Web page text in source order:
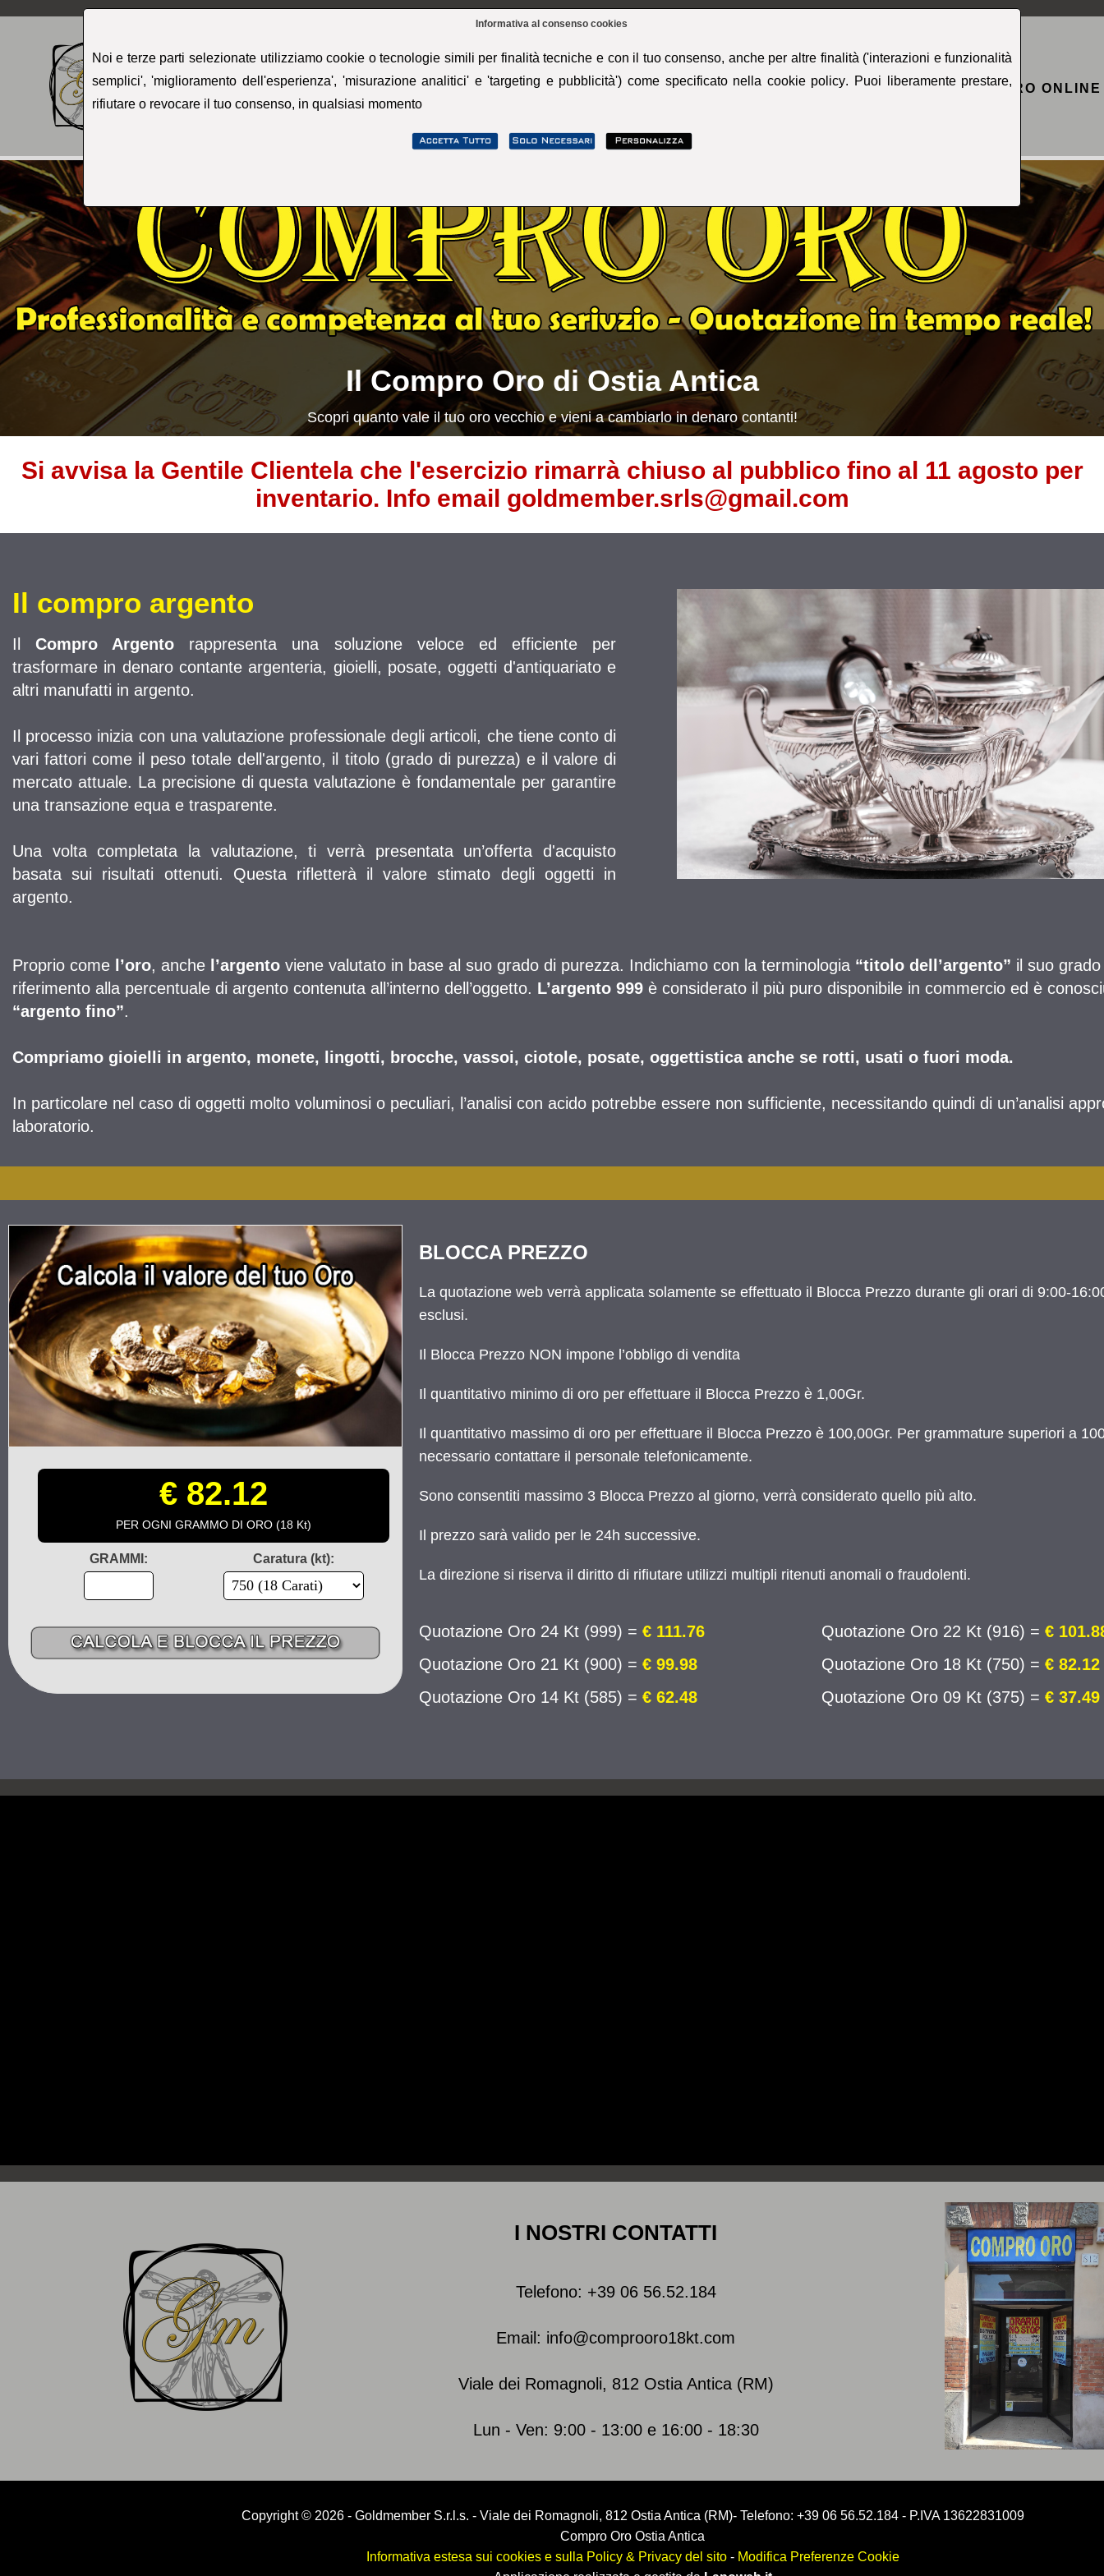
Informativa al consenso cookies
Noi e terze parti selezionate utilizziamo cookie o tecnologie simili per finalità tecniche e con il tuo consenso, anche per altre finalità ('interazioni e funzionalità
semplici', 'miglioramento dell'esperienza', 'misurazione analitici' e 'targeting e pubblicità') come specificato nella cookie policy. Puoi liberamente prestare,
rifiutare o revocare il tuo consenso, in qualsiasi momento
HOME PAGE COSA COMPRIAMO COMPRO ORO COMPRO ARGENTO VALUTAZIONE ORO ONLINE
Il Compro Oro di Ostia Antica
Scopri quanto vale il tuo oro vecchio e vieni a cambiarlo in denaro contanti!
Si avvisa la Gentile Clientela che l'esercizio rimarrà chiuso al pubblico fino al 11 agosto per
inventario. Info email goldmember.srls@gmail.com
Il compro argento
IlCompro Argento rappresenta una soluzione veloce ed efficiente per
trasformare in denaro contante argenteria, gioielli, posate, oggetti d'antiquariato e
altri manufatti in argento.
Il processo inizia con una valutazione professionale degli articoli, che tiene conto di
vari fattori come il peso totale dell'argento, il titolo (grado di purezza) e il valore di
mercato attuale. La precisione di questa valutazione è fondamentale per garantire
una transazione equa e trasparente.
Una volta completata la valutazione, ti verrà presentata un’offerta d'acquisto
basata sui risultati ottenuti. Questa rifletterà il valore stimato degli oggetti in
argento.
Proprio come l’oro, anche l’argento viene valutato in base al suo grado di purezza. Indichiamo con la terminologia “titolo dell’argento” il suo
riferimento alla percentuale di argento contenuta all’interno dell’oggetto. L’argento 999 è considerato il più puro disponibile in commercio ed è
“argento fino”.
Compriamo gioielli in argento, monete, lingotti, brocche, vassoi, ciotole, posate, oggettistica anche se rotti, usati o fuori moda.
In particolare nel caso di oggetti molto voluminosi o peculiari, l’analisi con acido potrebbe essere non sufficiente, necessitando quindi di un’analisi
laboratorio.
€ 82.12
PER OGNI GRAMMO DI ORO (18 Kt)
GRAMMI: Caratura (kt):
BLOCCA PREZZO
La quotazione web verrà applicata solamente se effettuato il Blocca Prezzo durante gli orari di 9:00-
esclusi.
Il Blocca Prezzo NON impone l’obbligo di vendita
Il quantitativo minimo di oro per effettuare il Blocca Prezzo è 1,00Gr.
Il quantitativo massimo di oro per effettuare il Blocca Prezzo è 100,00Gr. Per grammature superiori a
necessario contattare il personale telefonicamente.
Sono consentiti massimo 3 Blocca Prezzo al giorno, verrà considerato quello più alto.
Il prezzo sarà valido per le 24h successive.
La direzione si riserva il diritto di rifiutare utilizzi multipli ritenuti anomali o fraudolenti.
Quotazione Oro 24 Kt (999) = € 111.76 Quotazione Oro 22 Kt (916) = €
Quotazione Oro 21 Kt (900) = € 99.98 Quotazione Oro 18 Kt (750) = € 82.12
Quotazione Oro 14 Kt (585) = € 62.48 Quotazione Oro 09 Kt (375) = € 37.49
I NOSTRI CONTATTI
Telefono: +39 06 56.52.184
Email: info@comprooro18kt.com
Viale dei Romagnoli, 812 Ostia Antica (RM)
Lun - Ven: 9:00 - 13:00 e 16:00 - 18:30
Copyright © 2026 - Goldmember S.r.l.s. - Viale dei Romagnoli, 812 Ostia Antica (RM)- Telefono: +39 06 56.52.184 - P.IVA 13622831009
Compro Oro Ostia Antica
Informativa estesa sui cookies e sulla Policy & Privacy del sito- Modifica Preferenze Cookie